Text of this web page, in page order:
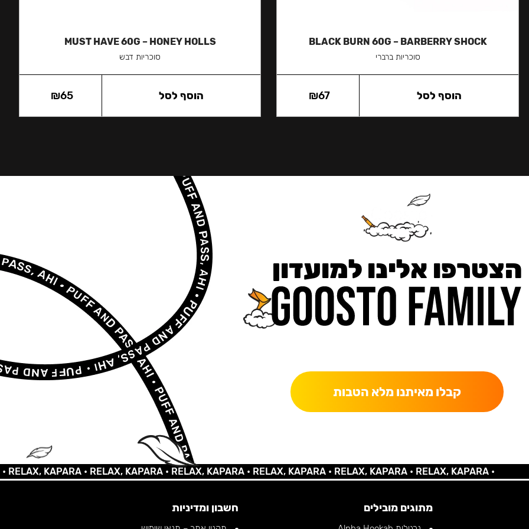
BLACK BURN 60G – BARBERRY SHOCK
סוכריות ברברי
₪67 הוסף לסל
MUST HAVE 60G – HONEY HOLLS
סוכריות דבש
₪65 הוסף לסל
הצטרפו אלינו למועדון
קבלו מאיתנו מלא הטבות
KAPARA •RELAX, KAPARA •RELAX, KAPARA •RELAX, KAPARA •RELAX, KAPARA •RELAX, KAPARA •
מתוגים מובילים חשבון ומדיניות